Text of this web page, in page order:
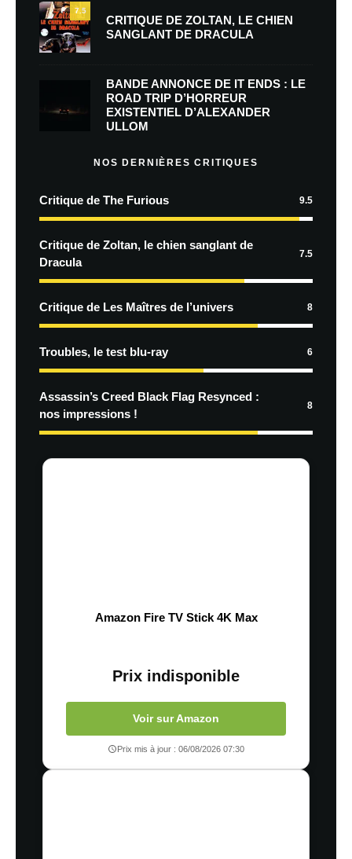
7.5
CRITIQUE DE ZOLTAN, LE CHIEN
SANGLANT DE DRACULA
BANDE ANNONCE DE IT ENDS : LE
ROAD TRIP D’HORREUR
EXISTENTIEL D’ALEXANDER
ULLOM
NOS DERNIÈRES CRITIQUES
Critique de The Furious 9.5
Critique de Zoltan, le chien sanglant de
Dracula
7.5
Critique de Les Maîtres de l’univers 8
Troubles, le test blu-ray 6
Assassin’s Creed Black Flag Resynced :
nos impressions !
8
Amazon Fire TV Stick 4K Max
Prix indisponible
Voir sur Amazon
Prix mis à jour : 06/08/2026 07:30